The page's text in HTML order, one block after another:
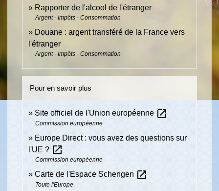
Rapporter de l'alcool de l'étranger
Argent - Impôts - Consommation
Douane : argent transféré de la France vers
l'étranger
Argent - Impôts - Consommation
Pour en savoir plus
Site officiel de l'Union européenne open_in_new
Commission européenne
Europe Direct : vous avez des questions sur
l'UE ? open_in_new
Commission européenne
Carte de l'Espace Schengen open_in_new
Toute l'Europe